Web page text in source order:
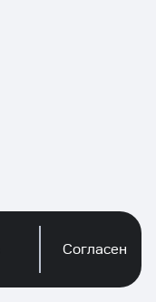
Согласен